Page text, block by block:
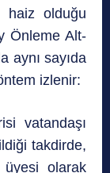
haiz olduğu
Önleme Alt-
aynı sayıda
izlenir:
vatandaşı
takdirde,
olarak